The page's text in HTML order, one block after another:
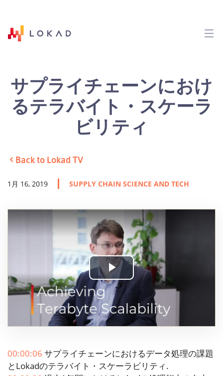
サプライチェーンにおけ
るテラバイト・スケーラ
ビリティ
Back to Lokad TV
1月 16, 2019 SUPPLY CHAIN SCIENCE AND TECH
Play
Video
00:00:06 サプライチェーンにおけるデータ処理の課題
とLokadのテラバイト・スケーラビリティ.